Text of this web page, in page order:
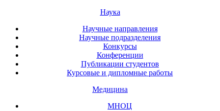
Наука
Научные направления
Научные подразделения
Конкурсы
Конференции
Публикации студентов
Курсовые и дипломные работы
Медицина
МНОЦ